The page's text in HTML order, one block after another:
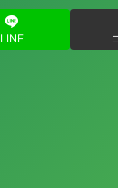
LINE